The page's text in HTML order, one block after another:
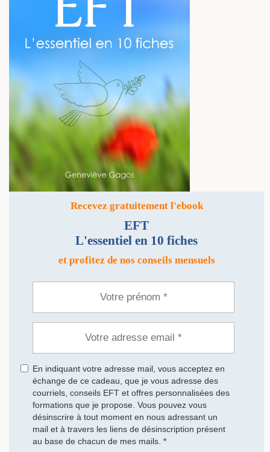
Recevez gratuitement l'ebook
EFT
L'essentiel en 10 fiches
et profitez de nos conseils mensuels
En indiquant votre adresse mail, vous acceptez en
échange de ce cadeau, que je vous adresse des
courriels, conseils EFT et offres personnalisées des
formations que je propose. Vous pouvez vous
désinscrire à tout moment en nous adressant un
mail et à travers les liens de désinscription présent
au base de chacun de mes mails. *